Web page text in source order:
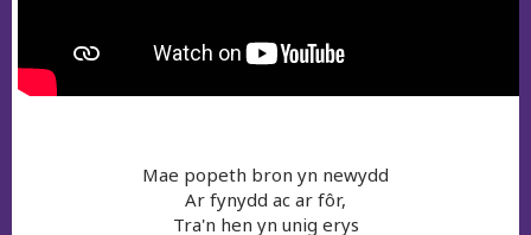
Mae popeth bron yn newydd
Ar fynydd ac ar fôr,
Tra'n hen yn unig erys